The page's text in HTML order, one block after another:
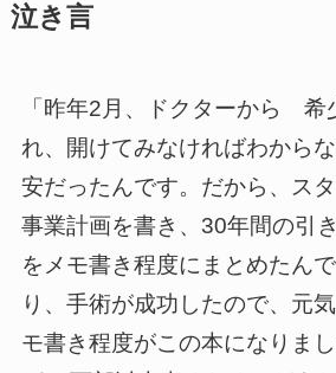
泣き言
「昨年2月、ドクターから 希
れ、開けてみなければわから
安だったんです。だから、ス
事業計画を書き、30年間の引
をメモ書き程度にまとめたん
り、手術が成功したので、元
モ書き程度がこの本になりま